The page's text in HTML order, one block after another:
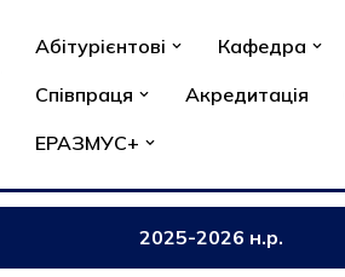
Абітурієнтові Кафедра
Співпраця
Акредитація
ЕРАЗМУС+
2025-2026 н.р.